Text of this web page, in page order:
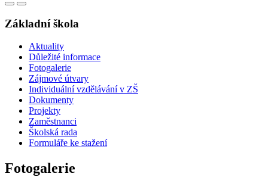
Základní škola
Aktuality
Důležité informace
Fotogalerie
Zájmové útvary
Individuální vzdělávání v ZŠ
Dokumenty
Projekty
Zaměstnanci
Školská rada
Formuláře ke stažení
Fotogalerie